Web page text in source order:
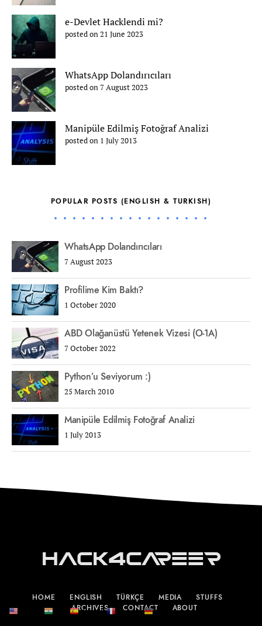
e-Devlet Hacklendi mi?
posted on 21 June 2023
WhatsApp Dolandırıcıları
posted on 7 August 2023
Manipüle Edilmiş Fotoğraf Analizi
posted on 1 July 2013
POPULAR POSTS (ENGLISH & TURKISH)
WhatsApp Dolandırıcıları
7 August 2023
Profilime Kim Baktı?
1 October 2020
ABD Olağanüstü Yetenek Vizesi (O-1A)
7 October 2022
Python’u Seviyorum :)
25 March 2010
Manipüle Edilmiş Fotoğraf Analizi
1 July 2013
Hack4Career
HOME ENGLISH TÜRKÇE MEDIA
STUFFS
ARCHIVES
CONTACT ABOUT
Español Français Deutsch